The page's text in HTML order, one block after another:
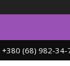
+380 (68) 982-34-